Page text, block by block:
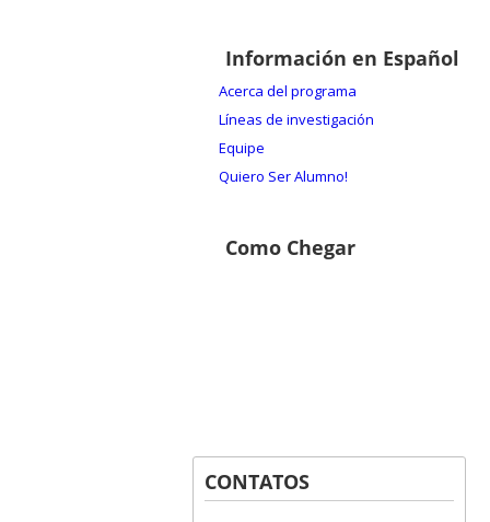
Información en Español
Acerca del programa
Líneas de investigación
Equipe
Quiero Ser Alumno!
Como Chegar
CONTATOS